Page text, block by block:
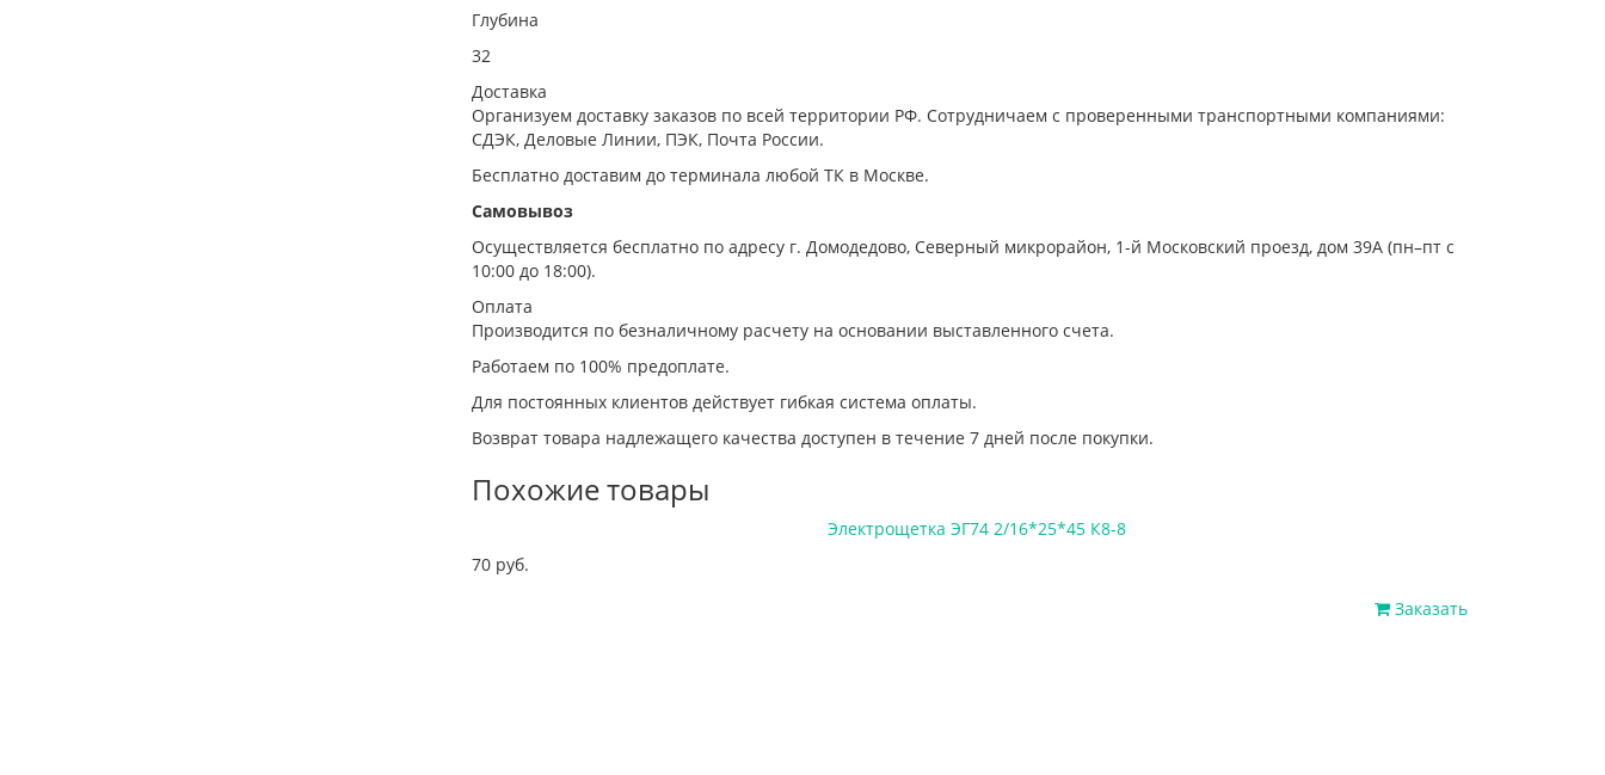
Глубина
32
Доставка
Организуем доставку заказов по всей территории РФ. Сотрудничаем с проверенными транспортными компаниями:
СДЭК, Деловые Линии, ПЭК, Почта России.
Бесплатно доставим до терминала любой ТК в Москве.
Самовывоз
Осуществляется бесплатно по адресу г. Домодедово, Северный микрорайон, 1-й Московский проезд, дом 39А (пн–пт с
10:00 до 18:00).
Оплата
Производится по безналичному расчету на основании выставленного счета.
Работаем по 100% предоплате.
Для постоянных клиентов действует гибкая система оплаты.
Возврат товара надлежащего качества доступен в течение 7 дней после покупки.
Похожие товары
Электрощетка ЭГ74 2/16*25*45 К8-8
70 руб.
Заказать